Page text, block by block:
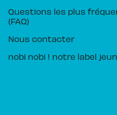
Questions les plus
(FAQ)
Nous contacter
nobi nobi ! notre label